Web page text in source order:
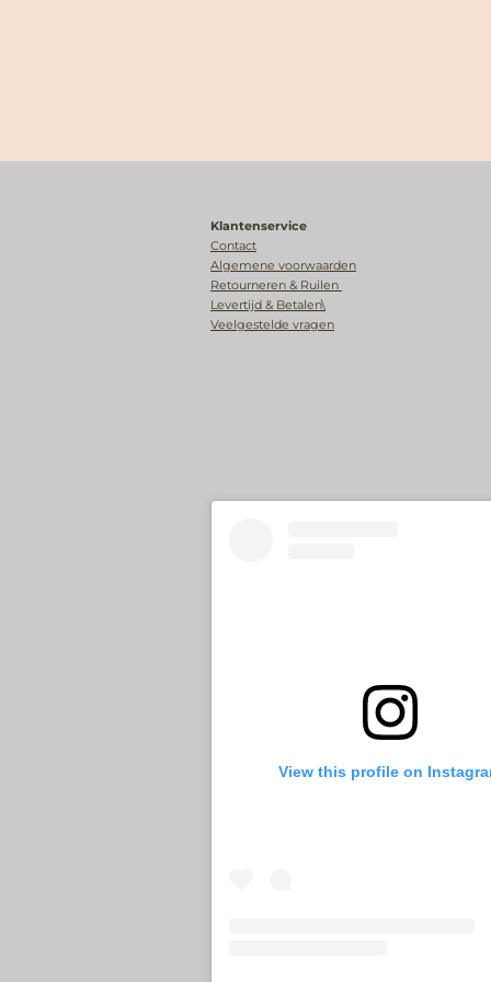
Klantenservice
Contact
Algemene voorwaarden
Retourneren & Ruilen
Levertijd & Betalen\
Veelgestelde vragen
View this profile on